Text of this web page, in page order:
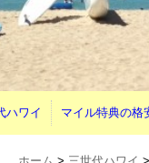
ハワイ マイル特典の格